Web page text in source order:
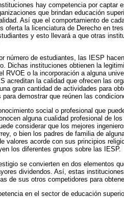
hay competencia por captar
que brindan educación
Así que el comportamiento de
oferta la licenciatura de Derecho en
y esto llevará a que otras
número de estudiantes, las IESP
Dichas instituciones obtienen la
RVOE o la incorporación a alguna
acreditan la calidad que ofrecen las
gran cantidad de actividades para
para demostrar que reúnen las
social o profesional que
alguna cualidad profesional de
considerar que los mejores
o bien los padres de familia de
valores acorde con sus principios
los diferentes grupos sobre las IESP.
se convierten en dos elementos
dividendos. Así, estas
de sus otros competidores para
en el sector de educación